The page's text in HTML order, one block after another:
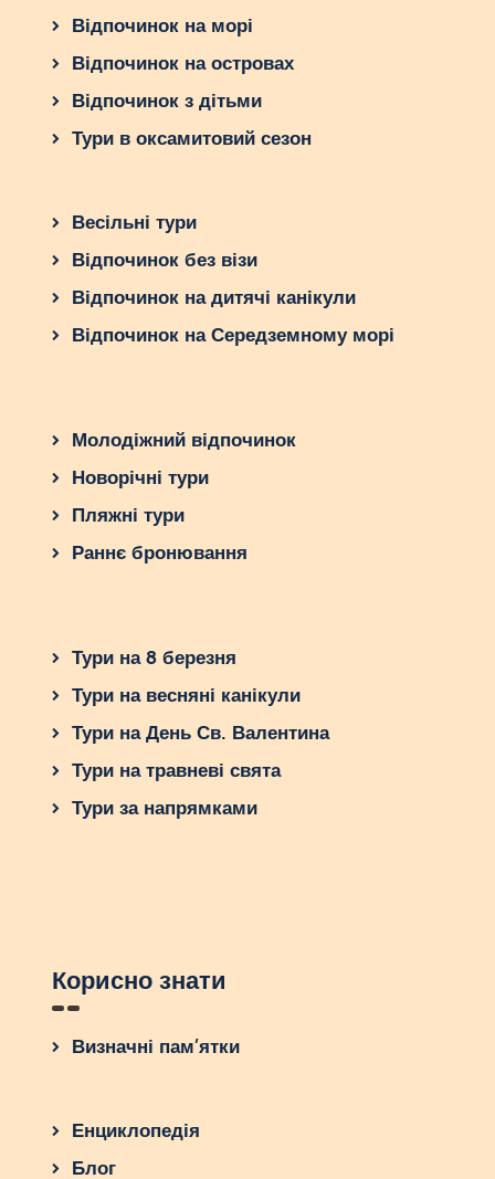
Відпочинок на морі
Відпочинок на островах
Відпочинок з дітьми
Тури в оксамитовий сезон
Весільні тури
Відпочинок без візи
Відпочинок на дитячі канікули
Відпочинок на Середземному морі
Молодіжний відпочинок
Новорічні тури
Пляжні тури
Раннє бронювання
Тури на 8 березня
Тури на весняні канікули
Тури на День Св. Валентина
Тури на травневі свята
Тури за напрямками
Корисно знати
Визначні пам’ятки
Енциклопедія
Блог